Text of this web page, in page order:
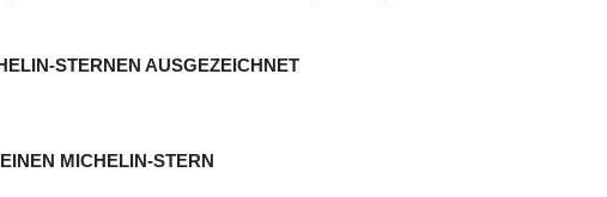
STERNEN AUSGEZEICHNET
MICHELIN-STERN